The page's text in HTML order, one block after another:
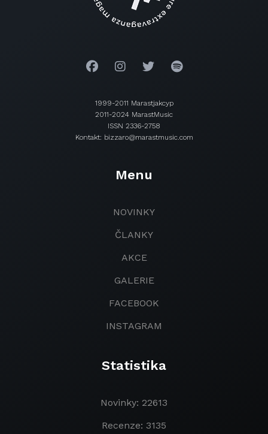
1999-2011 Marastjakcyp
2011-2024 MarastMusic
ISSN 2336-2758
Kontakt: bizzaro@marastmusic.com
Menu
NOVINKY
ČLANKY
AKCE
GALERIE
FACEBOOK
INSTAGRAM
Statistika
Novinky: 22613
Recenze: 3135